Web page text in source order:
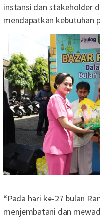
instansi dan stakeholder
mendapatkan kebutuhan
“Pada hari ke-27 bulan
menjembatani dan